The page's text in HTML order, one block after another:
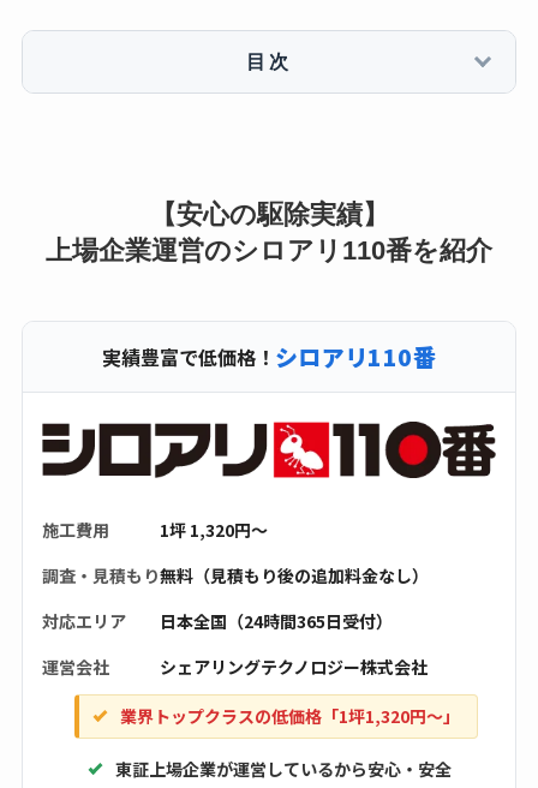
目次
【安心の駆除実績】
上場企業運営のシロアリ110番を紹介
実績豊富で低価格！ シロアリ110番
施工費用
1坪 1,320円〜
調査・見積もり無料（見積もり後の追加料金なし）
対応エリア
日本全国（24時間365日受付）
運営会社
シェアリングテクノロジー株式会社
業界トップクラスの低価格「1坪1,320円〜」
東証上場企業が運営しているから安心・安全